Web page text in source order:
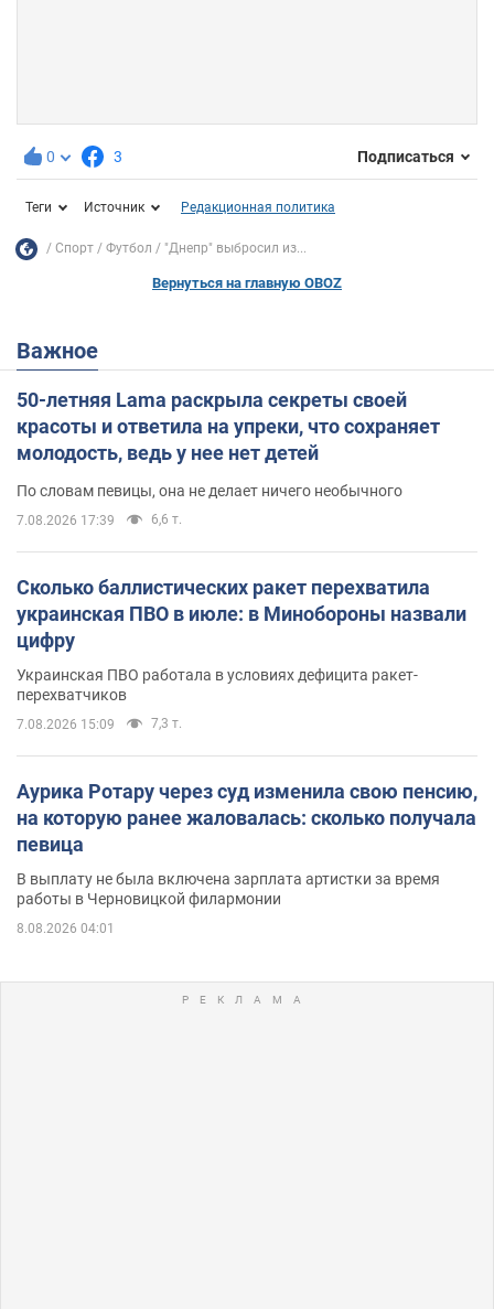
0 3 Подписаться
Теги Источник Редакционная политика
Спорт Футбол "Днепр" выбросил из...
Вернуться на главную OBOZ
Важное
50-летняя Lama раскрыла секреты своей
красоты и ответила на упреки, что сохраняет
молодость, ведь у нее нет детей
По словам певицы, она не делает ничего необычного
7.08.2026 17:39 6,6 т.
Сколько баллистических ракет перехватила
украинская ПВО в июле: в Минобороны назвали
цифру
Украинская ПВО работала в условиях дефицита ракет-
перехватчиков
7.08.2026 15:09 7,3 т.
Аурика Ротару через суд изменила свою пенсию,
на которую ранее жаловалась: сколько получала
певица
В выплату не была включена зарплата артистки за время
работы в Черновицкой филармонии
8.08.2026 04:01